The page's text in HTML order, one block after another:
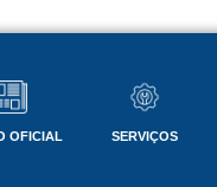
OFICIAL SERVIÇOS